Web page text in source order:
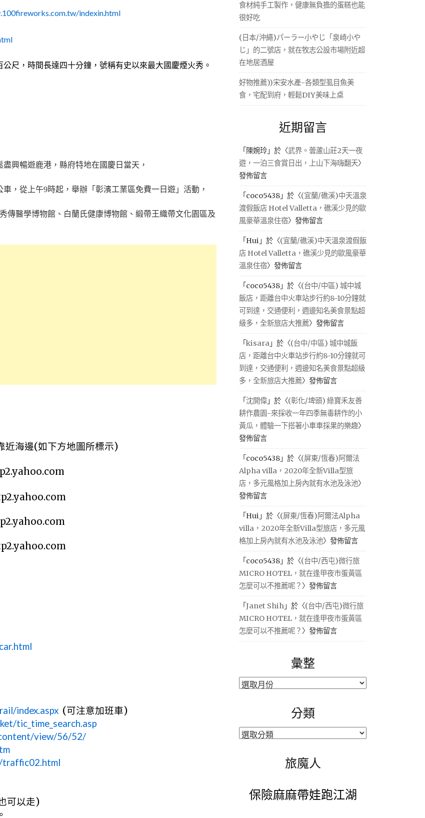
indexin.html
尺，時間長達四十分鐘，號稱有史以來最大國慶煙火秀。
興暢遊鹿港，縣府特地在國慶日當天，
車，從上午9時起，舉辦「彰濱工業區免費一日遊」活動，
秀傳醫學博物館、白蘭氏健康博物館、緞帶王織帶文化園區及
近海邊(如下方地圖所標示)
index.aspx (可注意加班車)
tic_time_search.asp
view/56/52/
traffic02.html
可以走)
食材純手工製作，健康無負擔的蛋糕也能
很好吃
(日本/沖繩)パーラー小やじ「泉崎小や
じ」的二號店，就在牧志公設市場附近超
在地居酒屋
好物推薦))宋安水產-各類型虱目魚美
食，宅配到府，輕鬆DIY美味上桌
近期留言
「 陳婉玲 」於〈武界。蕓蘆山莊2天一夜
遊，一泊三食賞日出，上山下海嗨翻天〉
發佈留言
「 coco5438 」於〈(宜蘭/礁溪)中天溫泉
渡假飯店 Hotel Valletta，礁溪少見的歐
風豪華溫泉住宿〉發佈留言
「Hui 」於〈(宜蘭/礁溪)中天溫泉渡假飯
店 Hotel Valletta，礁溪少見的歐風豪華
溫泉住宿〉發佈留言
「 coco5438 」於〈(台中/中區) 城中城
飯店，距離台中火車站步行約8-10分鐘就
可到達，交通便利，週邊知名美食景點超
級多，全新旅店大推薦〉發佈留言
「kisara 」於〈(台中/中區) 城中城飯
店，距離台中火車站步行約8-10分鐘就可
到達，交通便利，週邊知名美食景點超級
多，全新旅店大推薦〉發佈留言
「沈開偉 」於〈(彰化/埤頭) 綠寶禾友善
耕作農園-來採收一年四季無毒耕作的小
黃瓜，體驗一下搭著小車車採果的樂趣〉
發佈留言
「 coco5438 」於〈(屏東/恆春)阿爾法
Alpha villa，2020年全新Villa型旅
店，多元風格加上房內就有水池及泳池〉
發佈留言
「Hui 」於〈(屏東/恆春)阿爾法Alpha
villa，2020年全新Villa型旅店，多元風
格加上房內就有水池及泳池〉發佈留言
「 coco5438 」於〈(台中/西屯)微行旅
MICRO HOTEL，就在逢甲夜市蛋黃區
怎麼可以不推薦呢？ 〉發佈留言
「Janet Shih 」於〈(台中/西屯)微行旅
MICRO HOTEL，就在逢甲夜市蛋黃區
怎麼可以不推薦呢？ 〉發佈留言
彙整
彙
分類
分
旅魔人
保險麻麻帶娃跑江湖